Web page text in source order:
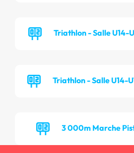
Triathlon - Salle U14-
Triathlon - Salle U14-
3 000m Marche